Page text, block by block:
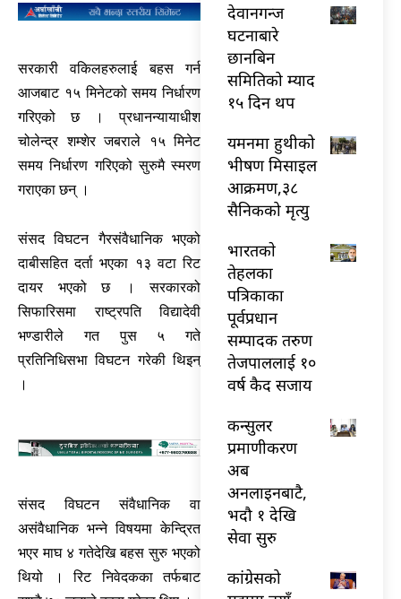
सरकारी वकिलहरुलाई बहस गर्न
आजबाट १५ मिनेटको समय निर्धारण
गरिएको छ । प्रधानन्यायाधीश
चोलेन्द्र शम्शेर जबराले १५ मिनेट
समय निर्धारण गरिएको सुरुमै स्मरण
गराएका छन् ।
संसद विघटन गैरसंवैधानिक भएको
दाबीसहित दर्ता भएका १३ वटा रिट
दायर भएको छ । सरकारको
सिफारिसमा राष्ट्रपति विद्यादेवी
भण्डारीले गत पुस ५ गते
प्रतिनिधिसभा विघटन गरेकी थिइन्
।
संसद विघटन संवैधानिक वा
असंवैधानिक भन्ने विषयमा केन्द्रित
भएर माघ ४ गतेदेखि बहस सुरु भएको
थियो । रिट निवेदकका तर्फबाट
देवानगन्ज
घटनाबारे
छानबिन
समितिको म्याद
१५ दिन थप
यमनमा हुथीको
भीषण मिसाइल
आक्रमण,३८
सैनिकको मृत्यु
भारतकाे
तेहलका
पत्रिकाका
पूर्वप्रधान
सम्पादक तरुण
तेजपाललाई १०
वर्ष कैद सजाय
कन्सुलर
प्रमाणीकरण
अब
अनलाइनबाटै,
भदौ १ देखि
सेवा सुरु
कांग्रेसको